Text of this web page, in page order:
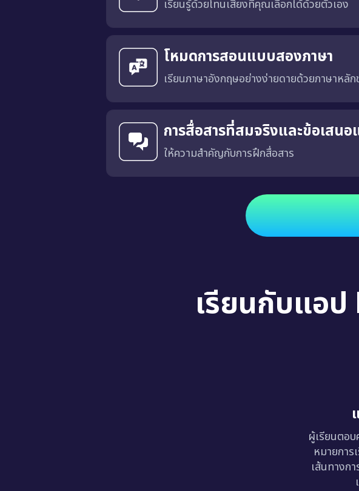
เรียนรู้ด้วยโทนเสียงที่คุณเลือกได้ด้วยตัวเอง
โหมดการสอนแบบสองภาษา
เรียนภาษาอังกฤษอย่างง่ายดายด้วยภาษาหลั
การสื่อสารที่สมจริงและข้อเสนอ
ให้ความสำคัญกับการฝึกสื่อสาร
เรียนกับแอป
ผู้เรียนตอบ
หมายการ
เส้นทางก